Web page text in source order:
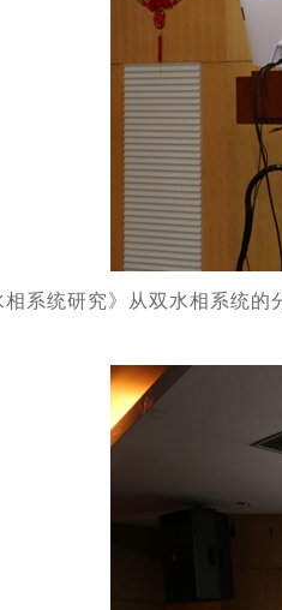
相系统研究》从双水相系统